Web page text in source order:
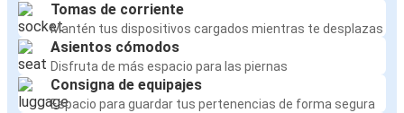
Tomas de corriente
Mantén tus dispositivos cargados mientras te desplazas
Asientos cómodos
Disfruta de más espacio para las piernas
Consigna de equipajes
Espacio para guardar tus pertenencias de forma segura